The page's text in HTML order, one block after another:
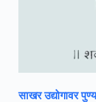
साखर उद्योगावर